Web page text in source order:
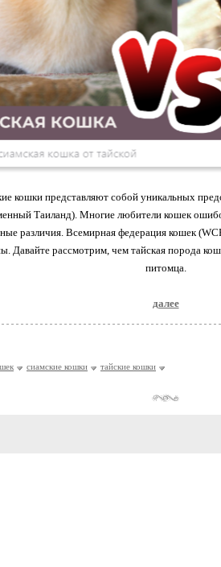
кошки представляют собой уникальных
Таиланд). Многие любители кошек
различия. Всемирная федерация кошек
Давайте рассмотрим, чем тайская порода
питомца.
далее
сиамские кошки тайские кошки